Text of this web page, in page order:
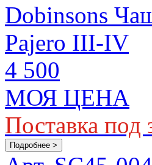
Dobinsons
Pajero III-IV
4 500
МОЯ ЦЕНА
Поставка под
Подробнее >